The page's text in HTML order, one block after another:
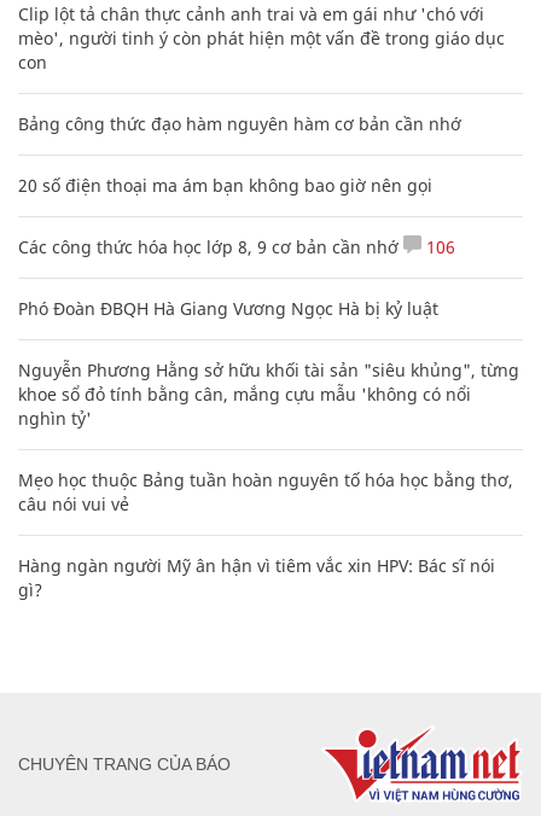
Clip lột tả chân thực cảnh anh trai và em gái như 'chó với
mèo', người tinh ý còn phát hiện một vấn đề trong giáo dục
con
Bảng công thức đạo hàm nguyên hàm cơ bản cần nhớ
20 số điện thoại ma ám bạn không bao giờ nên gọi
Các công thức hóa học lớp 8, 9 cơ bản cần nhớ 106
Phó Đoàn ĐBQH Hà Giang Vương Ngọc Hà bị kỷ luật
Nguyễn Phương Hằng sở hữu khối tài sản "siêu khủng", từng
khoe sổ đỏ tính bằng cân, mắng cựu mẫu 'không có nổi
nghìn tỷ'
Mẹo học thuộc Bảng tuần hoàn nguyên tố hóa học bằng thơ,
câu nói vui vẻ
Hàng ngàn người Mỹ ân hận vì tiêm vắc xin HPV: Bác sĩ nói
gì?
CHUYÊN TRANG CỦA BÁO